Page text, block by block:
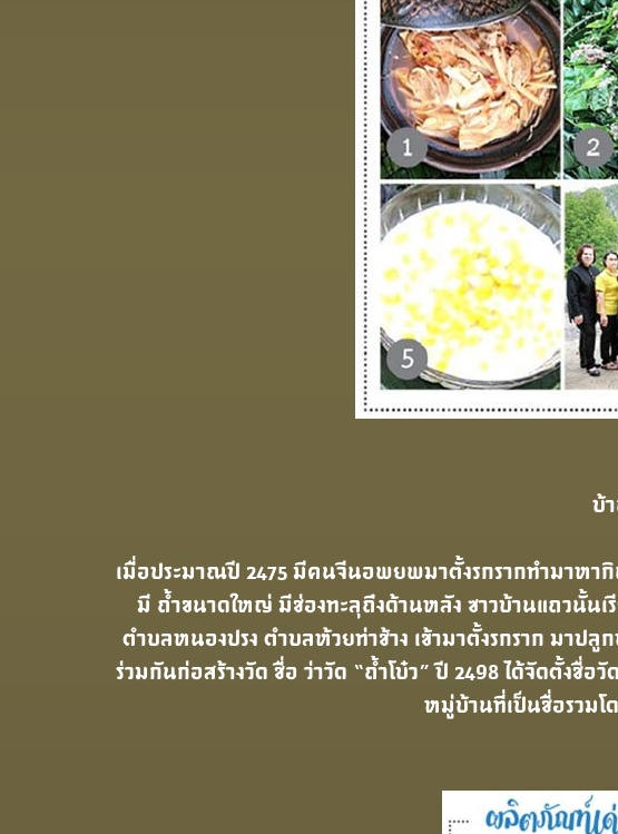
บ้
เมื่อประมาณปี 2475 มีคนจีนอพยพมาตั้งรกรากทํามาหากิ
มี ถ้ำขนาดใหญ่ มีช่องทะลุถึงด้านหลัง ซาวบ้านแถวนั้น
ตําบลหนองปรง ตําบลห้วยท่าช้าง เข้ามาตั้งรกราก มาป
ร่วมกันก่อสร้างวัด ชื่อ ว่าวัด “ถ้ำโบ๋ว” ปี 2498 ได้จัดตั้งชื่
หมู่บ้านที่เป็นชื่อรวมโ